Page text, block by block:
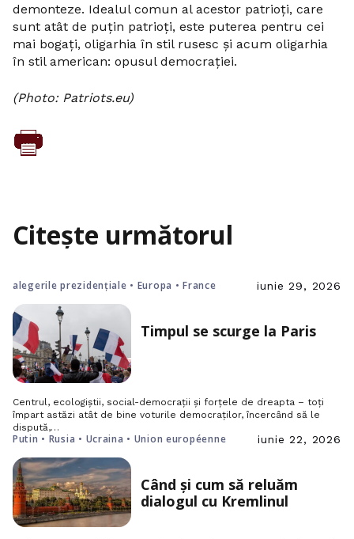
demonteze. Idealul comun al acestor patrioți, care
sunt atât de puțin patrioți, este puterea pentru cei
mai bogați, oligarhia în stil rusesc și acum oligarhia
în stil american: opusul democrației.
(Photo: Patriots.eu)
Citește următorul
alegerile prezidențiale • Europa • France iunie 29, 2026
Timpul se scurge la Paris
Centrul, ecologiștii, social-democrații și forțele de dreapta – toți
împart astăzi atât de bine voturile democraților, încercând să le
dispută,…
Putin • Rusia • Ucraina • Union européenne iunie 22, 2026
Când și cum să reluăm
dialogul cu Kremlinul